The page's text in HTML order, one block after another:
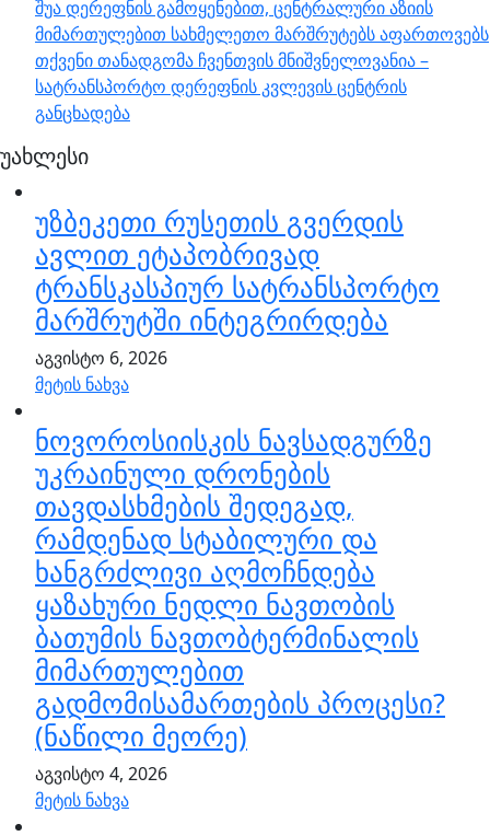
შუა დერეფნის გამოყენებით, ცენტრალური აზიის
მიმართულებით სახმელეთო მარშრუტებს აფართოვებს
თქვენი თანადგომა ჩვენთვის მნიშვნელოვანია –
სატრანსპორტო დერეფნის კვლევის ცენტრის
განცხადება
უახლესი
უზბეკეთი რუსეთის გვერდის
ავლით ეტაპობრივად
ტრანსკასპიურ სატრანსპორტო
მარშრუტში ინტეგრირდება
აგვისტო 6, 2026
მეტის ნახვა
ნოვოროსიისკის ნავსადგურზე
უკრაინული დრონების
თავდასხმების შედეგად,
რამდენად სტაბილური და
ხანგრძლივი აღმოჩნდება
ყაზახური ნედლი ნავთობის
ბათუმის ნავთობტერმინალის
მიმართულებით
გადმომისამართების პროცესი?
(ნაწილი მეორე)
აგვისტო 4, 2026
მეტის ნახვა